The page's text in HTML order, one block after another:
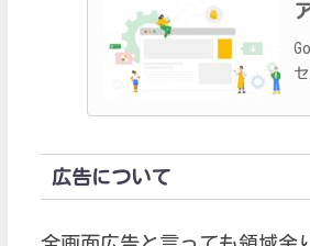
広告について